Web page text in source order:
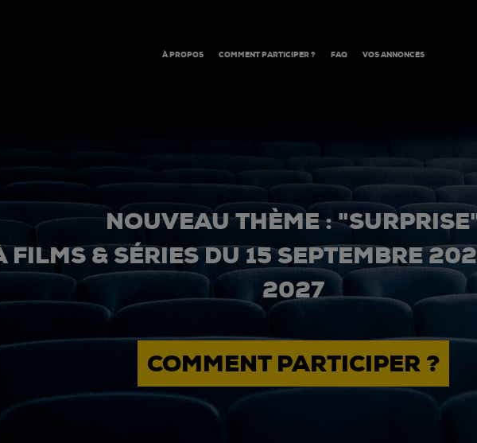
À PROPOS COMMENT PARTICIPER ? FAQ VOS ANNONCES
NOUVEAU THÈME :
FILMS & SÉRIES DU 15 SEPTEMBRE
2027
COMMENT PARTICIPER ?